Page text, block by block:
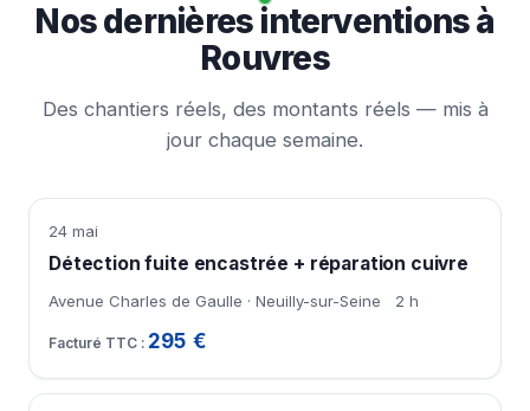
Nos dernières interventions à
Rouvres
Des chantiers réels, des montants réels — mis à
jour chaque semaine.
24 mai
Détection fuite encastrée + réparation cuivre
Avenue Charles de Gaulle · Neuilly-sur-Seine 2 h
295 €